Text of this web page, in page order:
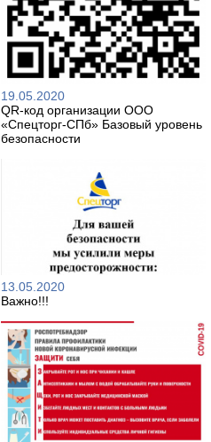
19.05.2020
QR-код организации ООО
«Спецторг-СПб» Базовый уровень
безопасности
13.05.2020
Важно!!!